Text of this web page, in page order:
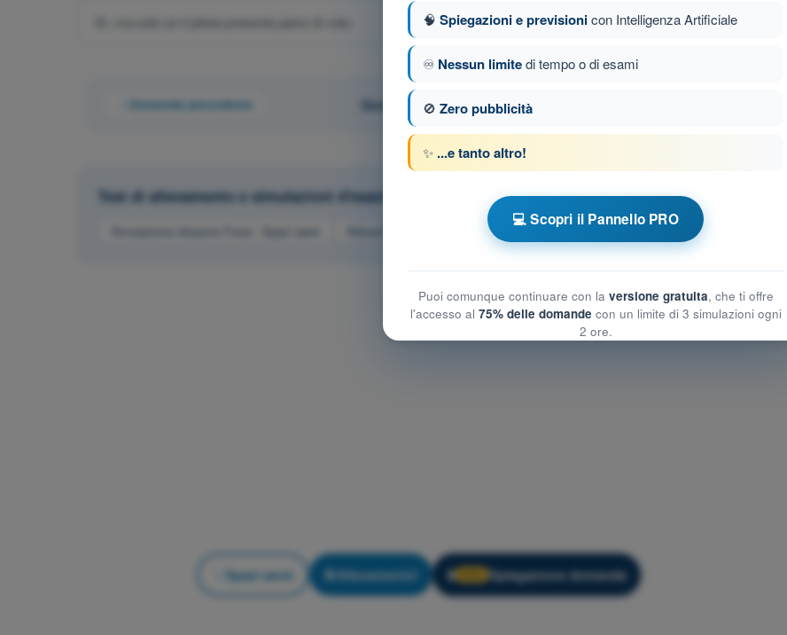
Domanda precedente Domanda 61 di 71
Test di allenamento e simulazioni d'esame a tempo Fonia Aeronautica
Allenamento Fonia - Spazi aerei Esame in PDF Fonia - Spazi aerei
Spazi aerei Allenamento! 🔒 Spiegazione domanda
🧠 Spiegazioni e previsionicon Intelligenza Artificiale
♾️ Nessun limitedi tempo o di esami
🚫 Zero pubblicità
✨ ...e tanto altro!
💻 Scopri il Pannello PRO
Puoi comunque continuare con la versione gratuita, che ti offre
l'accesso al 75% delle domande con un limite di 3 simulazioni ogni
2 ore.